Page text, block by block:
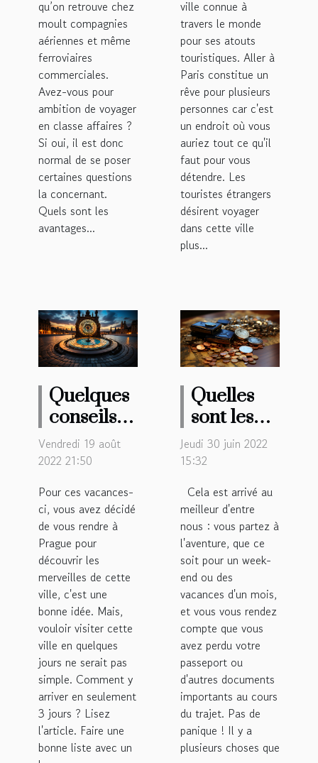
qu’on retrouve chez
moult compagnies
aériennes et même
ferroviaires
commerciales.
Avez-vous pour
ambition de voyager
en classe affaires ?
Si oui, il est donc
normal de se poser
certaines questions
la concernant.
Quels sont les
avantages...
ville connue à
travers le monde
pour ses atouts
touristiques. Aller à
Paris constitue un
rêve pour plusieurs
personnes car c'est
un endroit où vous
auriez tout ce qu'il
faut pour vous
détendre. Les
touristes étrangers
désirent voyager
dans cette ville
plus...
Quelques
conseils
pour
visiter
seulement
trois jours.
Vendredi 19 août
2022 21:50
Pour ces vacances-
ci, vous avez décidé
de vous rendre à
Prague pour
découvrir les
merveilles de cette
ville, c'est une
bonne idée. Mais,
vouloir visiter cette
ville en quelques
jours ne serait pas
simple. Comment y
arriver en seulement
3 jours ? Lisez
l'article. Faire une
bonne liste avec un
Quelles
sont les
initiatives
à prendre
en cas
perte de
papiers en
voyage ?
Jeudi 30 juin 2022
15:32
Cela est arrivé au
meilleur d'entre
nous : vous partez à
l'aventure, que ce
soit pour un week-
end ou des
vacances d'un mois,
et vous vous rendez
compte que vous
avez perdu votre
passeport ou
d'autres documents
importants au cours
du trajet. Pas de
panique ! Il y a
plusieurs choses que